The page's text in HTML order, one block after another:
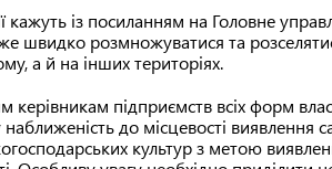
кажуть із посиланням на Головне
швидко розмножуватися та
а й на інших територіях.
керівникам підприємств всіх форм
наближеність до місцевості виявлення
культур з метою